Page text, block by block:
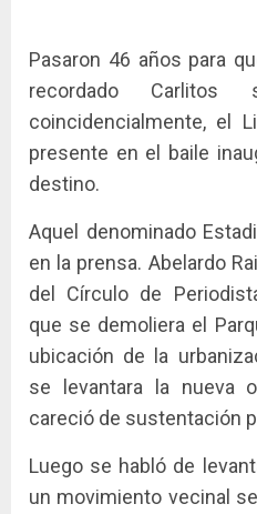
Pasaron 46 años para
recordado Carlitos
coincidencialmente, el
presente en el baile
destino.
Aquel denominado
en la prensa. Abelardo
del Círculo de
que se demoliera el
ubicación de la
se levantara la nueva
careció de sustentación
Luego se habló de
un movimiento vecinal